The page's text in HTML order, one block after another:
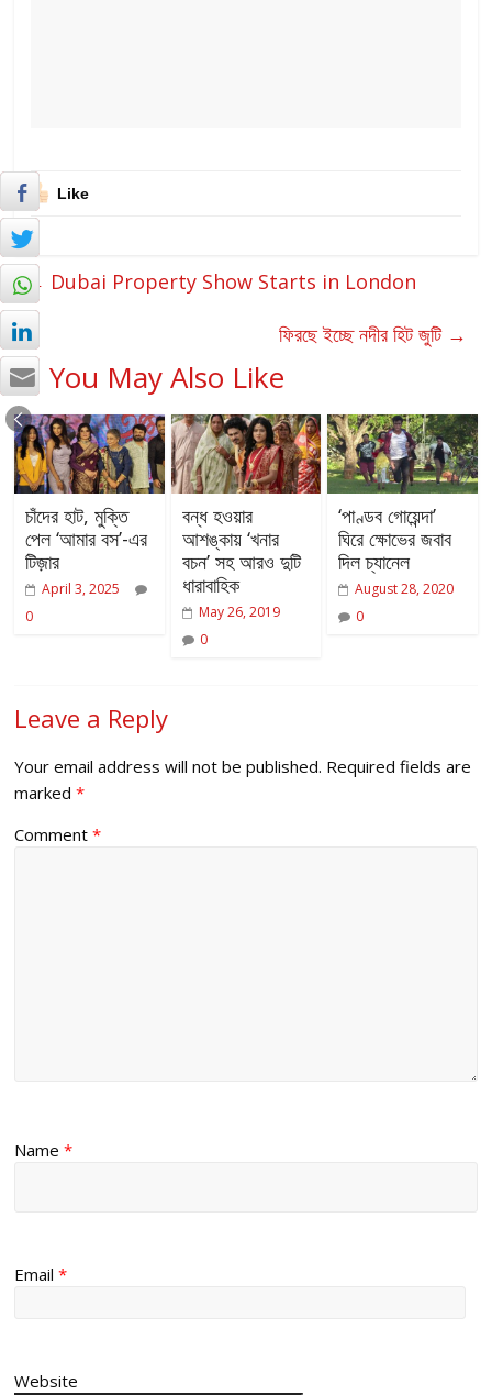
Like
← Dubai Property Show Starts in London
ফিরছে ইচ্ছে নদীর হিট জুটি →
You May Also Like
চাঁদের হাট, মুক্তি
পেল ‘আমার বস’-এর
টিজ়ার
April 3, 2025
0
বন্ধ হওয়ার
আশঙ্কায় ‘খনার
বচন’ সহ আরও দুটি
ধারাবাহিক
May 26, 2019
0
‘পাণ্ডব গোয়েন্দা’
ঘিরে ক্ষোভের জবাব
দিল চ্যানেল
August 28, 2020
0
Leave a Reply
Your email address will not be published. Required fields are
marked*
Comment*
Name*
Email*
Website